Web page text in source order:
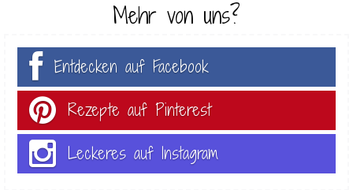
Mehr von uns?
Entdecken auf Facebook
Rezepte auf Pinterest
Leckeres auf Instagram